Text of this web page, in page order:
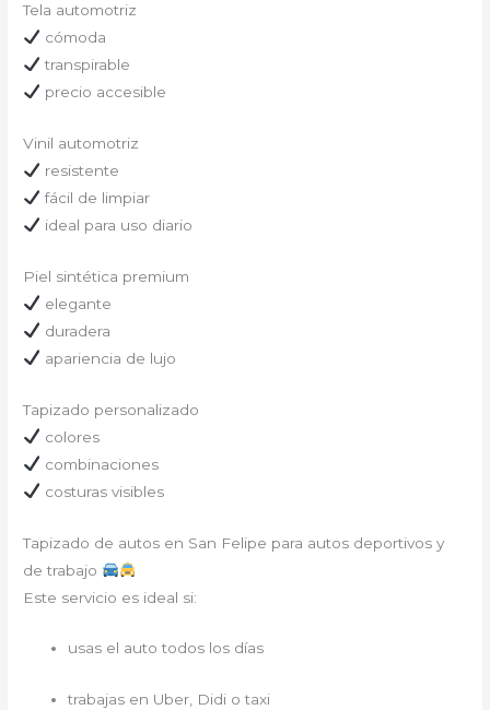
Tela automotriz
cómoda
transpirable
precio accesible
Vinil automotriz
resistente
fácil de limpiar
ideal para uso diario
Piel sintética premium
elegante
duradera
apariencia de lujo
Tapizado personalizado
colores
combinaciones
costuras visibles
Tapizado de autos en San Felipe para autos deportivos y
de trabajo
Este servicio es ideal si:
usas el auto todos los días
trabajas en Uber, Didi o taxi